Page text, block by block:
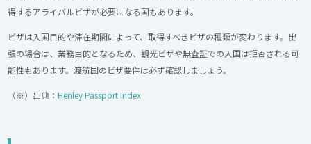
得するアライバルビザが必要になる国もあります。
ビザは入国目的や滞在期間によって、取得すべきビザの種類が変わります。出
張の場合は、業務目的となるため、観光ビザや無査証での入国は拒否される可
能性もあります。渡航国のビザ要件は必ず確認しましょう。
（※）出典：Henley Passport Index